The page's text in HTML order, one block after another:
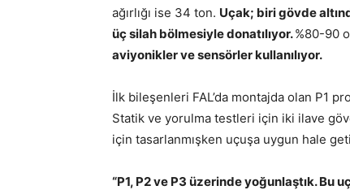
ağırlığı ise 34 ton. Uçak; biri gövde
üç silah bölmesiyle donatılıyor.%80-90
aviyonikler ve sensörler kullanılıyor.
İlk bileşenleri FAL’da montajda olan P1
Statik ve yorulma testleri için iki ilave
için tasarlanmışken uçuşa uygun hale
“P1, P2 ve P3 üzerinde yoğunlaştık.